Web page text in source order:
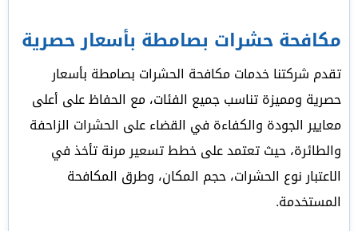
مكافحة حشرات بصامطة بأسعار حصرية
تقدم شركتنا خدمات مكافحة الحشرات بصامطة بأسعار
حصرية ومميزة تناسب جميع الفئات، مع الحفاظ على أعلى
معايير الجودة والكفاءة في القضاء على الحشرات الزاحفة
والطائرة، حيث تعتمد على خطط تسعير مرنة تأخذ في
الاعتبار نوع الحشرات، حجم المكان، وطرق المكافحة
المستخدمة.